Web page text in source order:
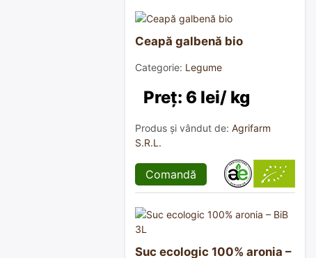
Ceapă galbenă bio
Categorie: Legume
Preț: 6 lei/ kg
Produs și vândut de: Agrifarm
S.R.L.
Comandă
Suc ecologic 100% aronia –